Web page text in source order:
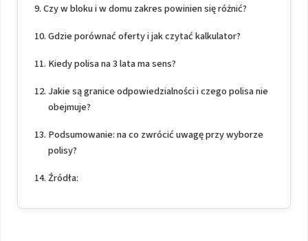
Czy w bloku i w domu zakres powinien się różnić?
Gdzie porównać oferty i jak czytać kalkulator?
Kiedy polisa na 3 lata ma sens?
Jakie są granice odpowiedzialności i czego polisa nie
obejmuje?
Podsumowanie: na co zwrócić uwagę przy wyborze
polisy?
Źródła: